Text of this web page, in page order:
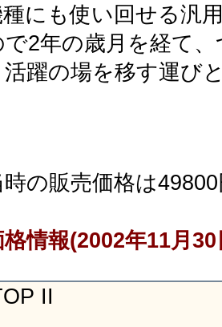
にも使い回せる汎
2年の歳月を経て
躍の場を移す運び
の販売価格は
情報(2002年11月30
II